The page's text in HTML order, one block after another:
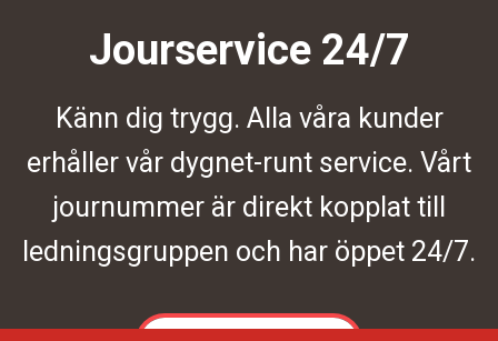
Jourservice 24/7
Känn dig trygg. Alla våra kunder
erhåller vår dygnet-runt service. Vårt
journummer är direkt kopplat till
ledningsgruppen och har öppet 24/7.